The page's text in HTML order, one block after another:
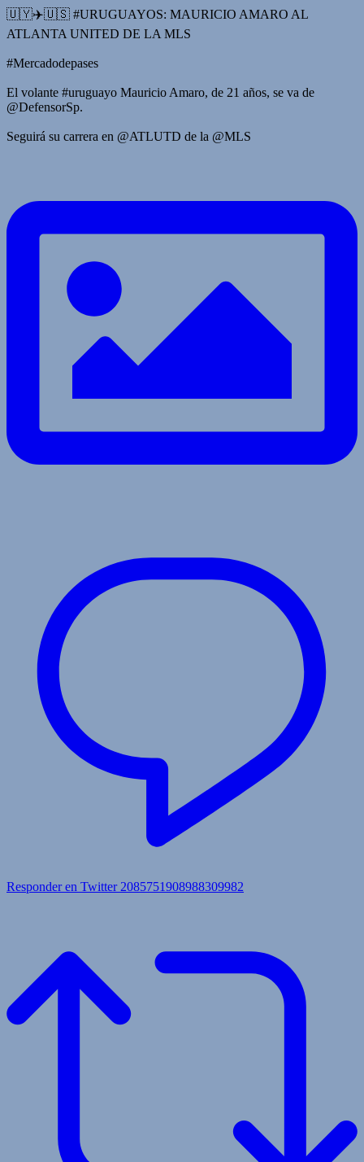
🇺🇾✈️🇺🇸 #URUGUAYOS: MAURICIO AMARO AL
ATLANTA UNITED DE LA MLS
#Mercadodepases
El volante #uruguayo Mauricio Amaro, de 21 años, se va de
@DefensorSp.
Seguirá su carrera en @ATLUTD de la @MLS
Responder en Twitter 2085751908988309982